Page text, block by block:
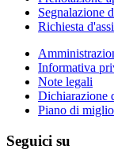
Segnalazione
Richiesta
Informativa
Note legali
Dichiarazione
Piano di
Seguici su